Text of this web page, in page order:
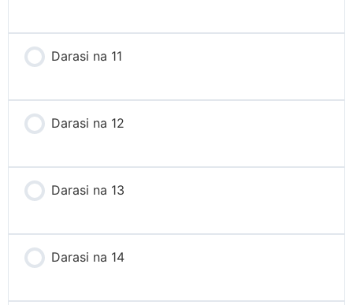
Darasi na 11
Darasi na 12
Darasi na 13
Darasi na 14